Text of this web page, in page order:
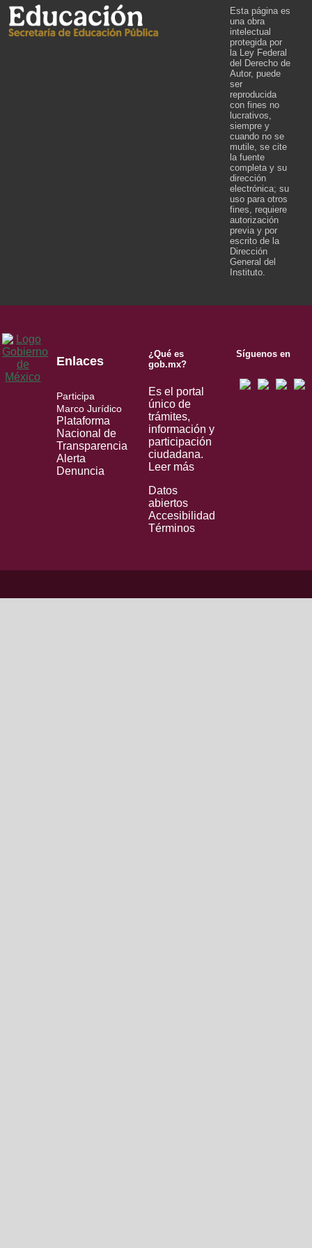
Esta página es
una obra
intelectual
protegida por
la Ley Federal
del Derecho de
Autor, puede
ser
reproducida
con fines no
lucrativos,
siempre y
cuando no se
mutile, se cite
la fuente
completa y su
dirección
electrónica; su
uso para otros
fines, requiere
autorización
previa y por
escrito de la
Dirección
General del
Instituto.
Enlaces
Participa
Marco Jurídico
Plataforma
Nacional de
Transparencia
Alerta
Denuncia
¿Qué es
gob.mx?
Es el portal
único de
trámites,
información y
participación
ciudadana.
Leer más
Datos
abiertos
Accesibilidad
Términos
Síguenos en